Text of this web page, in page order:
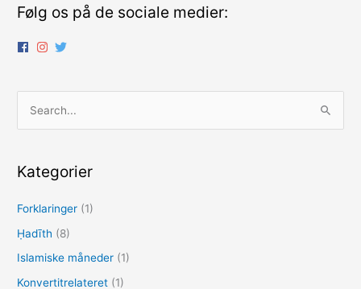
Følg os på de sociale medier:
e
t
e
r
Kategorier
Forklaringer (1)
Ḥadīth (8)
Islamiske måneder (1)
Konvertitrelateret (1)